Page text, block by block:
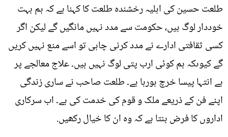
طلعت حسین کی اہلیہ رخشندہ طلعت کا کہنا ہے کہ ہم بہت
خوددار لوگ ہیں، حکومت سے مدد نہیں مانگیں گے لیکن اگر
کسی ثقافتی ادارے نے مدد کرنی چاہی تو اسے منع نہیں کریں
گے کیوںکہ ہم کوئی ارب پتی لوگ نہیں ہیں۔ علاج معالجے پر
بے انتہا پیسا خرچ ہورہا ہے۔ طلعت صاحب نے ساری زندگی
اپنے فن کے ذریعے ملک و قوم کی خدمت کی ہے۔ اب سرکاری
اداروں کا فرض بنتا ہے کہ وہ ان کا خیال رکھیں.